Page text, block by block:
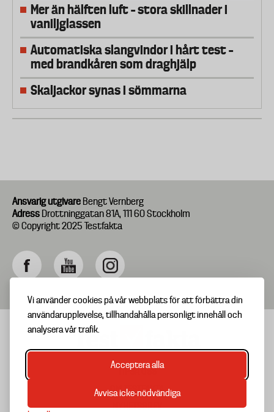
Vi använder cookies på vår webbplats för att förbättra din
användarupplevelse, tillhandahålla personligt innehåll och
analysera vår trafik.
Acceptera alla
Avvisa icke-nödvändiga
Mer än hälften luft – stora skillnader i
vaniljglassen
Automatiska slangvindor i hårt test –
med brandkåren som draghjälp
Skaljackor synas i sömmarna
Ansvarig utgivare Bengt Vernberg
Adress Drottninggatan 81A, 111 60 Stockholm
© Copyright 2025 Testfakta
Footer
menu
TIPSA OSS
OM TESTFAKTA
NYHETSBREV